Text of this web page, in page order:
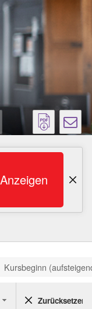
Anzeigen
Kursbeginn
Zurücksetzen